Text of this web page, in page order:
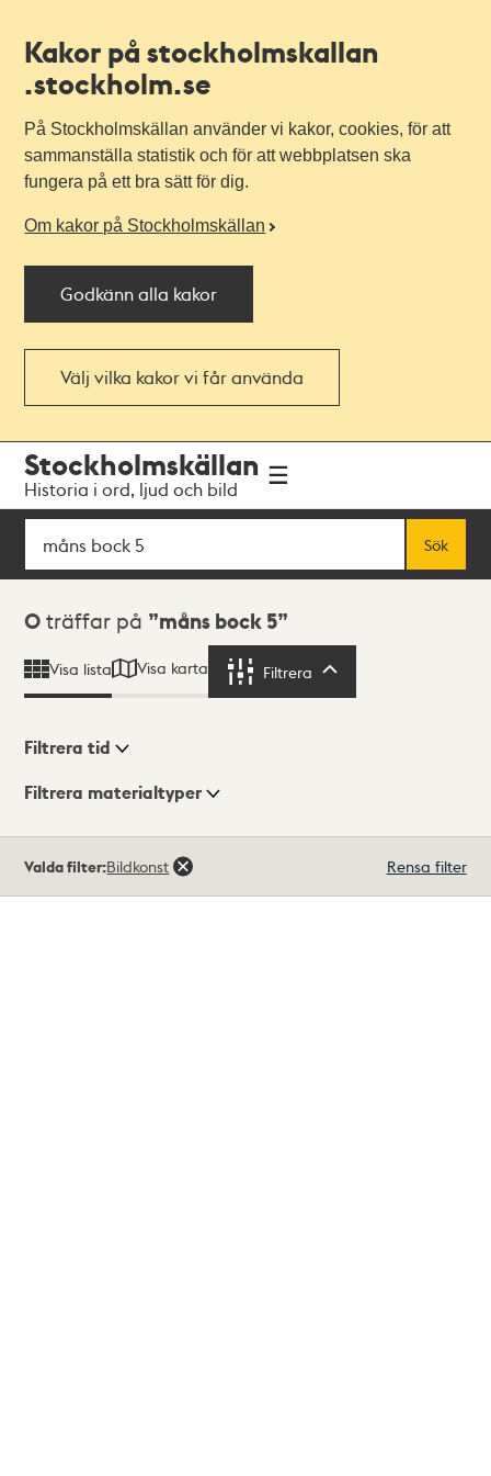
Kakor på stockholmskallan
.stockholm.se
På Stockholmskällan använder vi kakor, cookies, för att
sammanställa statistik och för att webbplatsen ska
fungera på ett bra sätt för dig.
Om kakor på Stockholmskällan
Godkänn alla kakor
Välj vilka kakor vi får använda
navigationen
huvudinnehållet
Stockholmskällan
Historia i ord, ljud och bild
Sök
Sök
Sökresultat
0 träffar på måns bock 5
Visa lista Visa karta Filtrera
Visningsläge
Filtrera tid
Filtrera materialtyper
träffar
Valda filter:Bildkonst Rensa filter